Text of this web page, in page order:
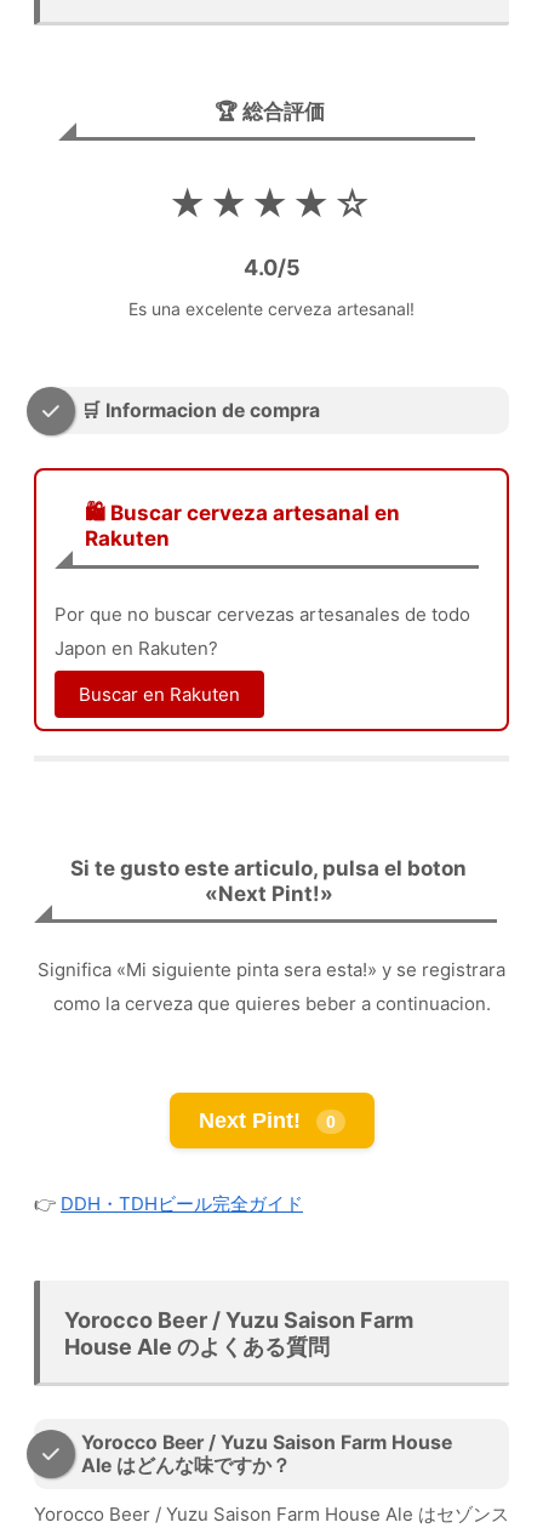
🏆 総合評価
★★★★☆
4.0/5
Es una excelente cerveza artesanal!
🛒 Informacion de compra
🛍️ Buscar cerveza artesanal en
Rakuten
Por que no buscar cervezas artesanales de todo
Japon en Rakuten?
Buscar en Rakuten
Si te gusto este articulo, pulsa el boton
«Next Pint!»
Significa «Mi siguiente pinta sera esta!» y se registrara
como la cerveza que quieres beber a continuacion.
Next Pint! 0
👉 DDH・TDHビール完全ガイド
Yorocco Beer / Yuzu Saison Farm
House Ale のよくある質問
Yorocco Beer / Yuzu Saison Farm House
Ale はどんな味ですか？
Yorocco Beer / Yuzu Saison Farm House Ale はセゾンス